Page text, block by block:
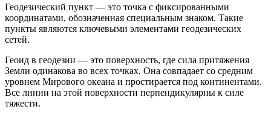
Геодезический пункт — это точка с фиксированными
координатами, обозначенная специальным знаком. Такие
пункты являются ключевыми элементами геодезических
сетей.
Геоид в геодезии — это поверхность, где сила притяжения
Земли одинакова во всех точках. Она совпадает со средним
уровнем Мирового океана и простирается под континентами.
Все линии на этой поверхности перпендикулярны к силе
тяжести.